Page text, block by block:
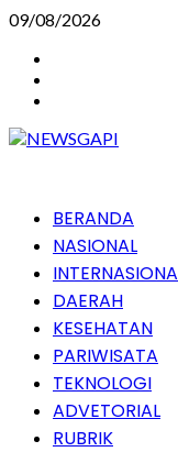
Skip
content
09/08/2026
PrimaryBERANDA
NASIONAL
DAERAH
KESEHATAN
PARIWISATA
TEKNOLOGI
ADVETORIAL
RUBRIK